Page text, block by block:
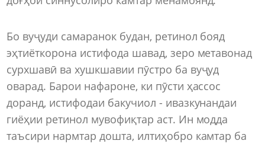
Бо вуҷуди самаранок будан, ретинол бояд
эҳтиёткорона истифода шавад, зеро метавонад
сурхшавӣ ва хушкшавии пӯстро ба вуҷуд
оварад. Барои нафароне, ки пӯсти ҳассос
доранд, истифодаи бакучиол - ивазкунандаи
гиёҳии ретинол мувофиқтар аст. Ин модда
таъсири нармтар дошта, илтиҳобро камтар ба